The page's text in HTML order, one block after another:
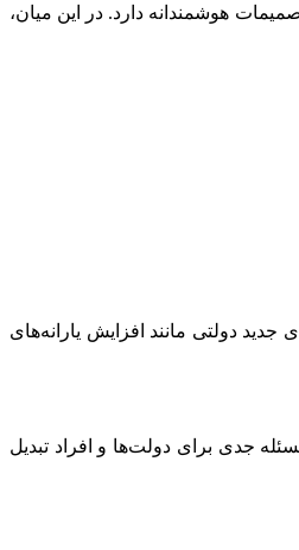
هوشمندانه دارد. در این میان،
دولتی مانند افزایش یارانه‌های
جدی برای دولت‌ها و افراد تبدیل